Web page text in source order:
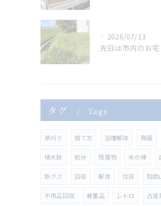
2026/07/13
タグ Tags
草刈り 捨て方 浴槽解体 陶器
植木鉢 処分 残置物 木の棒
鉄クズ 回収 解体 伐採 和歌
不用品回収 骨董品 レトロ 古道